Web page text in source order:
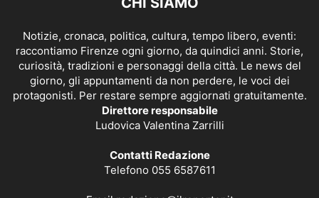
Notizie, cronaca, politica, cultura, tempo libero, eventi:
raccontiamo Firenze ogni giorno, da quindici anni. Storie,
curiosità, tradizioni e personaggi della città. Le news del
giorno, gli appuntamenti da non perdere, le voci dei
protagonisti. Per restare sempre aggiornati gratuitamente.
Direttore responsabile
Ludovica Valentina Zarrilli
Contatti Redazione
Telefono 055 6587611